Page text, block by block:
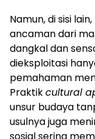
Namun, di sisi
ancaman dari
dangkal dan
dieksploitasi
pemahaman
Praktikcultural
unsur budaya
usulnya juga